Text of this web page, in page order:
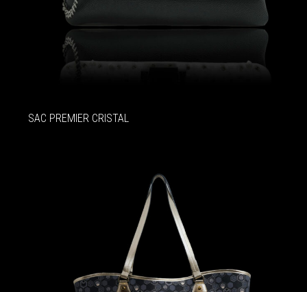
SAC PREMIER CRISTAL